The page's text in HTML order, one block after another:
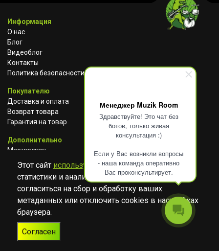
Менеджер Muzik Room
Здравствуйте! Это чат без
ботов, только живая
консультация :)
Если у Вас возникли вопросы
- наша команда оперативно
Вас проконсультирует.
Информация
О нас
Блог
Видеоблог
Контакты
Политика безопасности
Покупателю
Доставка и оплата
Возврат товара
Гарантия на товар
Дополнительно
Мастерская
Сотрудничество
АВИТО
TELEGRAM
YOUTUBE
© Музыкальный магазин Muzik Room, 2023-2026
Этот сайт использует cookies для сбора
статистики и анализа работы сайта. Просим
согласиться на сбор и обработку ваших
метаданных или отключить cookies в настройках
браузера.
Согласен